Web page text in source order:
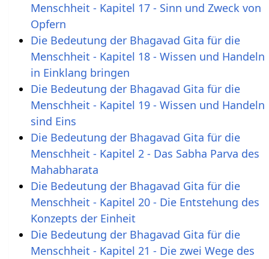
Menschheit - Kapitel 17 - Sinn und Zweck von
Opfern
Die Bedeutung der Bhagavad Gita für die
Menschheit - Kapitel 18 - Wissen und Handeln
in Einklang bringen
Die Bedeutung der Bhagavad Gita für die
Menschheit - Kapitel 19 - Wissen und Handeln
sind Eins
Die Bedeutung der Bhagavad Gita für die
Menschheit - Kapitel 2 - Das Sabha Parva des
Mahabharata
Die Bedeutung der Bhagavad Gita für die
Menschheit - Kapitel 20 - Die Entstehung des
Konzepts der Einheit
Die Bedeutung der Bhagavad Gita für die
Menschheit - Kapitel 21 - Die zwei Wege des